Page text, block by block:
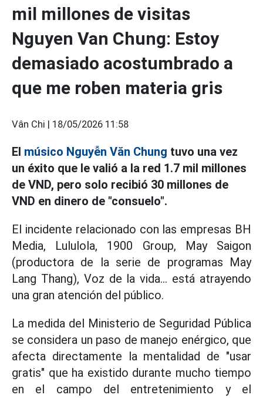
mil millones de visitas
Nguyen Van Chung: Estoy
demasiado acostumbrado a
que me roben materia gris
Vân Chi | 18/05/2026 11:58
El músico Nguyễn Văn Chung tuvo una vez
un éxito que le valió a la red 1.7 mil millones
de VND, pero solo recibió 30 millones de
VND en dinero de "consuelo".
El incidente relacionado con las empresas BH
Media, Lululola, 1900 Group, May Saigon
(productora de la serie de programas May
Lang Thang), Voz de la vida... está atrayendo
una gran atención del público.
La medida del Ministerio de Seguridad Pública
se considera un paso de manejo enérgico, que
afecta directamente la mentalidad de "usar
gratis" que ha existido durante mucho tiempo
en el campo del entretenimiento y el